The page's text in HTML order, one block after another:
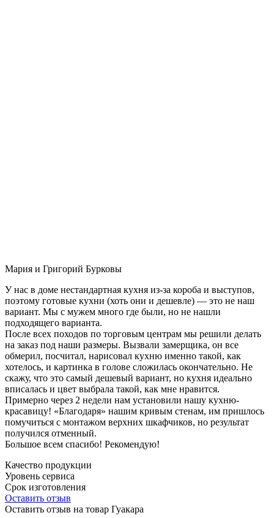
Мария и Григорий Бурковы
У нас в доме нестандартная кухня из-за короба и выступов,
поэтому готовые кухни (хоть они и дешевле) — это не наш
вариант. Мы с мужем много где были, но не нашли
подходящего варианта.
После всех походов по торговым центрам мы решили делать
на заказ под наши размеры. Вызвали замерщика, он все
обмерил, посчитал, нарисовал кухню именно такой, как
хотелось, и картинка в голове сложилась окончательно. Не
скажу, что это самый дешевый вариант, но кухня идеально
вписалась и цвет выбрала такой, как мне нравится.
Примерно через 2 недели нам установили нашу кухню-
красавицу! «Благодаря» нашим кривым стенам, им пришлось
помучиться с монтажом верхних шкафчиков, но результат
получился отменный.
Большое всем спасибо! Рекомендую!
Качество продукции
Уровень сервиса
Срок изготовления
Оставить отзыв
Оставить отзыв на товар Гуакара